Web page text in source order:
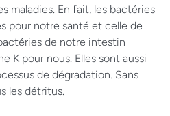
maladies. En fait, les bactéries
pour notre santé et celle de
de notre intestin
K pour nous. Elles sont aussi
de dégradation. Sans
les détritus.